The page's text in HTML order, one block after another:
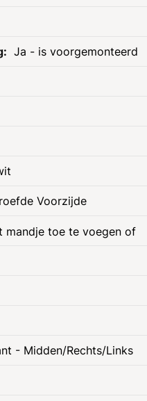
Ja - is voorgemonteerd
Voorzijde
- Midden/Rechts/Links
mandje toe te voegen of